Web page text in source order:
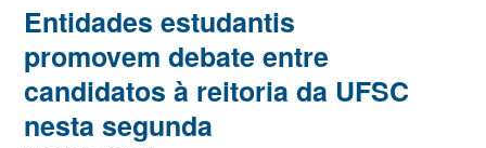
Entidades estudantis
promovem debate entre
candidatos à reitoria da UFSC
nesta segunda